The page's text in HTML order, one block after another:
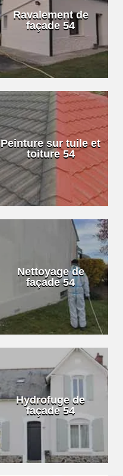
Ravalement de
façade 54
Peinture sur tuile et
toiture 54
Nettoyage de
façade 54
Hydrofuge de
façade 54